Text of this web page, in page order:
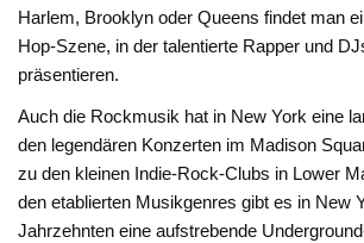
Harlem, Brooklyn oder Queens findet man
Hop-Szene, in der talentierte Rapper und
präsentieren.
Auch die Rockmusik hat in New York eine
den legendären Konzerten im Madison
zu den kleinen Indie-Rock-Clubs in Lower
den etablierten Musikgenres gibt es in New
Jahrzehnten eine aufstrebende